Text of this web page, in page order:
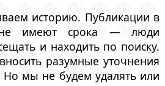
историю. Публикации в
имеют срока — люди
и находить по поиску.
разумные уточнения
мы не будем удалять или